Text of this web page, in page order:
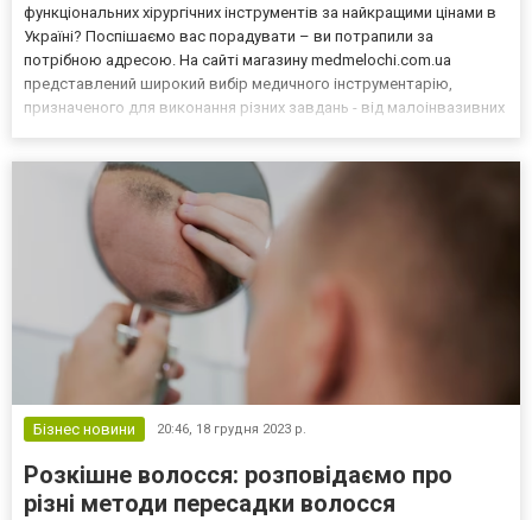
функціональних хірургічних інструментів за найкращими цінами в
Україні? Поспішаємо вас порадувати – ви потрапили за
потрібною адресою. На сайті магазину medmelochi.com.ua
представлений широкий вибір медичного інструментарію,
призначеного для виконання різних завдань - від малоінвазивних
Бізнес новини 20:46, 18 грудня 2023 р.
Розкішне волосся: розповідаємо про
різні методи пересадки волосся